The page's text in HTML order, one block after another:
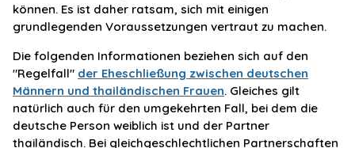
können. Es ist daher ratsam, sich mit einigen
grundlegenden Voraussetzungen vertraut zu machen.
Die folgenden Informationen beziehen sich auf den
"Regelfall" der Eheschließung zwischen deutschen
Männern und thailändischen Frauen. Gleiches gilt
natürlich auch für den umgekehrten Fall, bei dem die
deutsche Person weiblich ist und der Partner
thailändisch. Bei gleichgeschlechtlichen Partnerschaften